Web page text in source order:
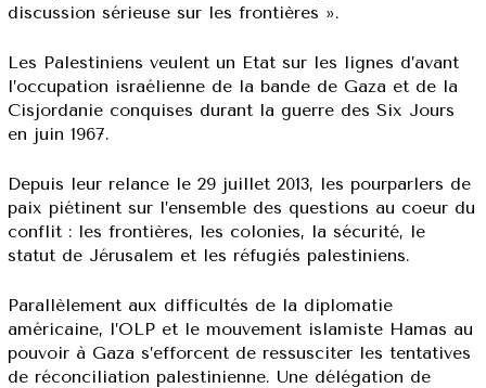
discussion sérieuse sur les frontières ».
Les Palestiniens veulent un Etat sur les lignes d’avant
l’occupation israélienne de la bande de Gaza et de la
Cisjordanie conquises durant la guerre des Six Jours
en juin 1967.
Depuis leur relance le 29 juillet 2013, les pourparlers de
paix piétinent sur l’ensemble des questions au coeur du
conflit : les frontières, les colonies, la sécurité, le
statut de Jérusalem et les réfugiés palestiniens.
Parallèlement aux difficultés de la diplomatie
américaine, l’OLP et le mouvement islamiste Hamas au
pouvoir à Gaza s’efforcent de ressusciter les tentatives
de réconciliation palestinienne. Une délégation de